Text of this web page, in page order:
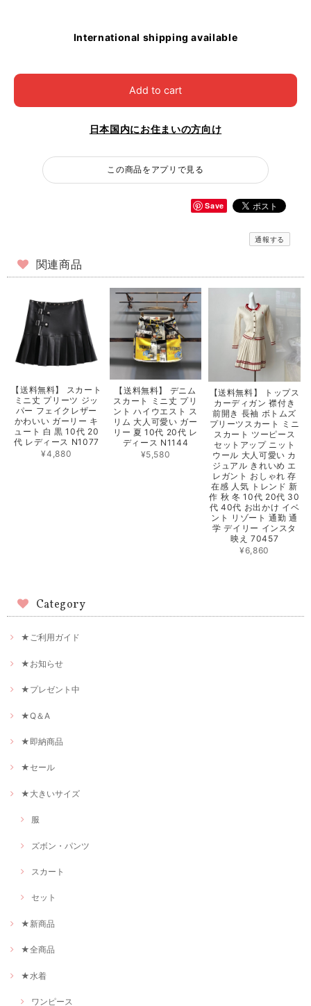
International shipping available
Add to cart
日本国内にお住まいの方向け
この商品をアプリで見る
Save
通報する
関連商品
【送料無料】 スカート
ミニ丈 プリーツ ジッ
パー フェイクレザー
かわいい ガーリー キ
ュート 白 黒 10代 20
代 レディース N1077
¥4,880
【送料無料】 デニム
スカート ミニ丈 プリ
ント ハイウエスト ス
リム 大人可愛い ガー
リー 夏 10代 20代 レ
ディース N1144
¥5,580
【送料無料】 トップス
カーディガン 襟付き
前開き 長袖 ボトムズ
プリーツスカート ミニ
スカート ツーピース
セットアップ ニット
ウール 大人可愛い カ
ジュアル きれいめ エ
レガント おしゃれ 存
在感 人気 トレンド 新
作 秋 冬 10代 20代 30
代 40代 お出かけ イベ
ント リゾート 通勤 通
学 デイリー インスタ
映え 70457
¥6,860
Category
★ご利用ガイド
★お知らせ
★プレゼント中
★Q＆A
★即納商品
★セール
★大きいサイズ
服
ズボン・パンツ
スカート
セット
★新商品
★全商品
★水着
ワンピース